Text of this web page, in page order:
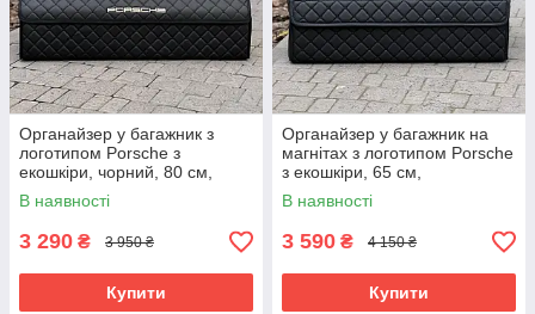
Органайзер у багажник з
логотипом Porsche з
екошкіри, чорний, 80 см,
автоорганайзер
В наявності
3 290 ₴ 3 950 ₴
Купити
Органайзер у багажник на
магнітах з логотипом Porsche
з екошкіри, 65 см,
автомобільний органайзер
В наявності
3 590 ₴ 4 150 ₴
Купити